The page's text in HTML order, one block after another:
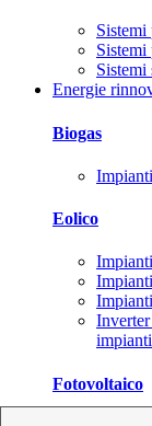
Sistemi
Sistemi
Energie
Biogas
Eolico
Fotovoltaico